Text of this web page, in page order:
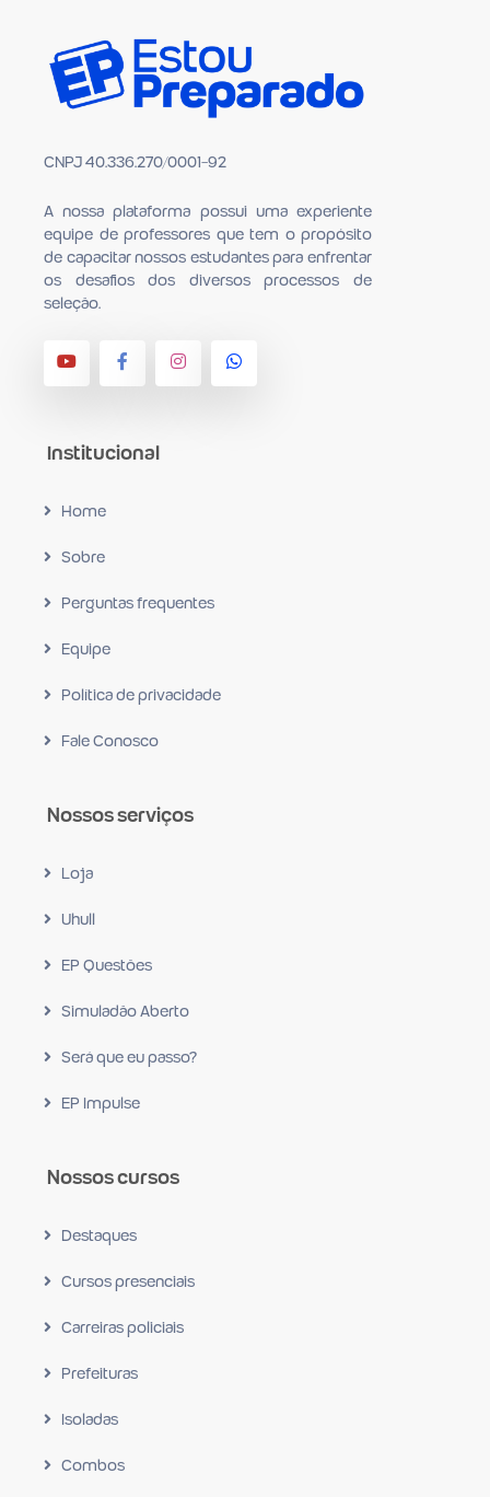
CNPJ 40.336.270/0001-92
A nossa plataforma possui uma experiente
equipe de professores que tem o propósito
de capacitar nossos estudantes para en­frentar
os desafios dos diversos processos de
seleção.
Institucional
Home
Sobre
Perguntas frequentes
Equipe
Política de privacidade
Fale Conosco
Nossos serviços
Loja
Uhull
EP Questões
Simuladão Aberto
Será que eu passo?
EP Impulse
Nossos cursos
Destaques
Cursos presenciais
Carreiras policiais
Prefeituras
Isoladas
Combos